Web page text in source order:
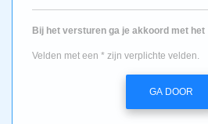
Bij het versturen ga je akkoord met het
Velden met een * zijn verplichte velden.
GA DOOR